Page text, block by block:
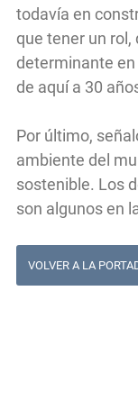
todavía en
que tener un
determinante
de aquí a 30
Por último,
ambiente del
sostenible. Los
son algunos en
VOLVER A LA